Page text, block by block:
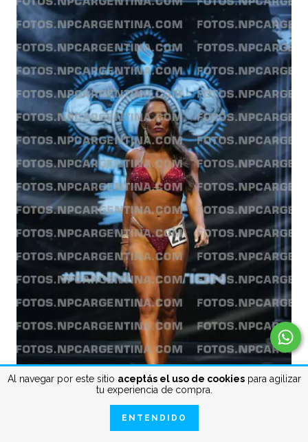
Al navegar por este sitio aceptás el uso de cookiespara agilizar
tu experiencia de compra.
ENTENDIDO
LA-PLATA-MS-2024-BIKINI-0018.jpg